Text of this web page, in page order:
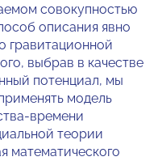
совокупностью
описания явно
гравитационной
выбрав в качестве
потенциал, мы
модель
времени
теории
математического